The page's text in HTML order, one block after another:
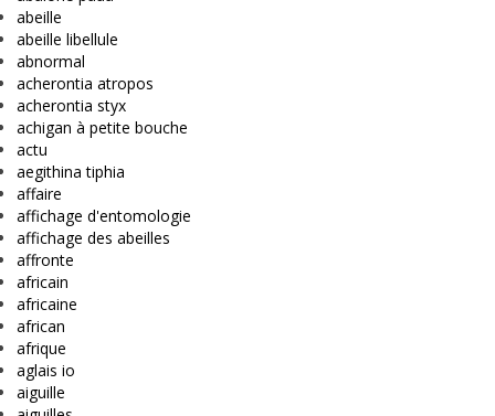
abeille
abeille libellule
abnormal
acherontia atropos
acherontia styx
achigan à petite bouche
actu
aegithina tiphia
affaire
affichage d'entomologie
affichage des abeilles
affronte
africain
africaine
african
afrique
aglais io
aiguille